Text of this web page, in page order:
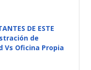
DE ESTE
de
Vs Oficina Propia